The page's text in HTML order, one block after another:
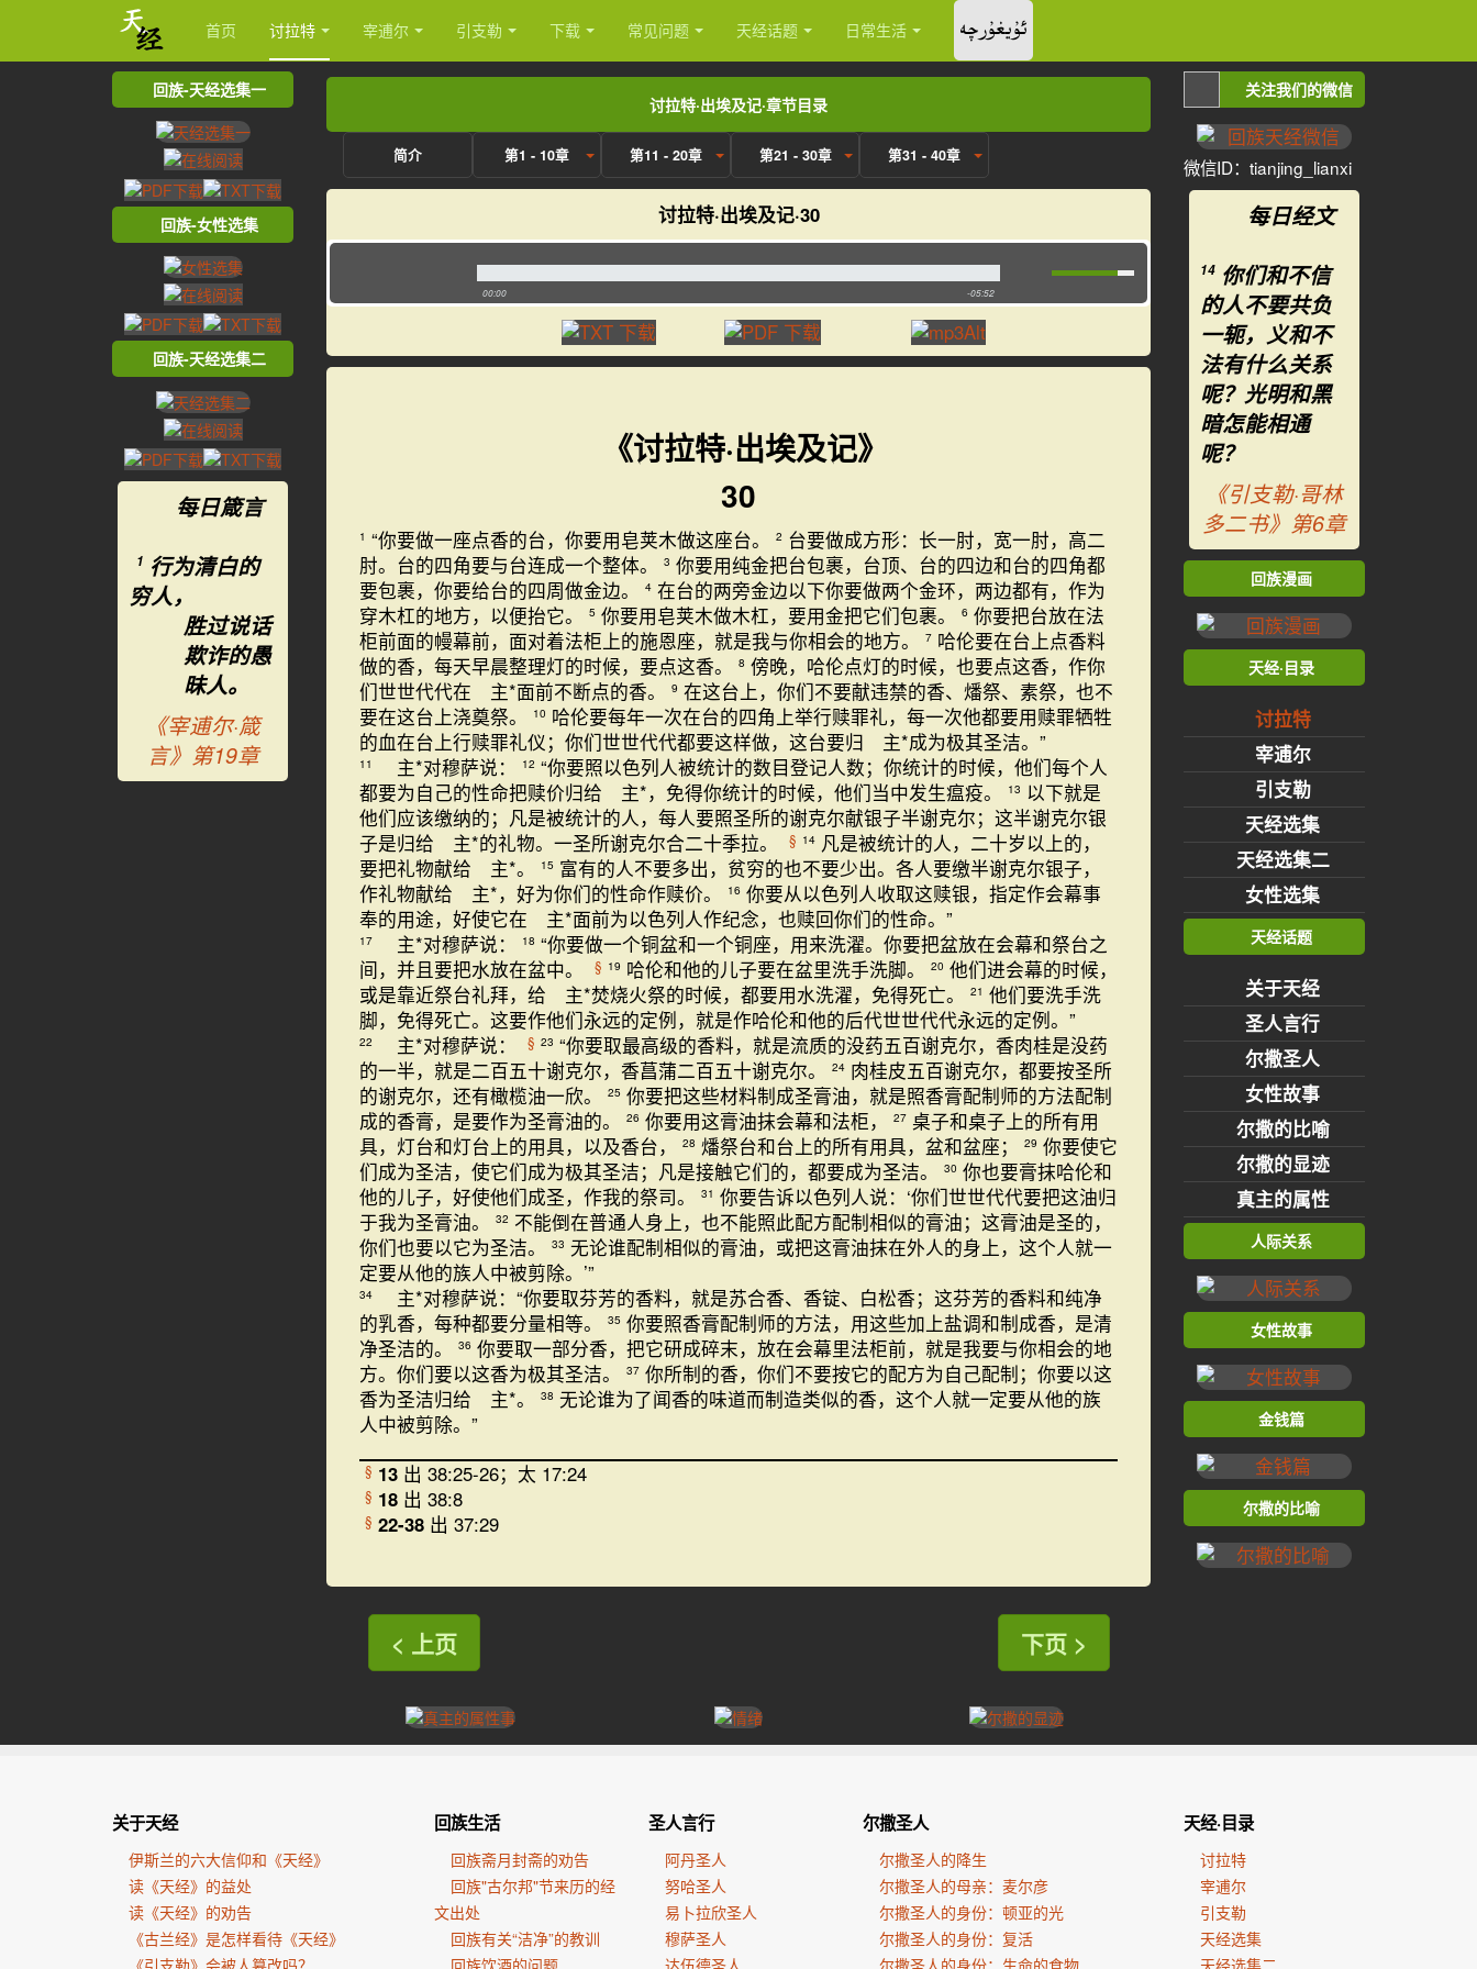
首页 讨拉特 宰逋尔 引支勒 下载 常见问题 天经话题 日常生活 ئۇيغۇرچە
讨拉特·出埃及记·章节目录
简介 第1 - 10章 第11 - 20章 第21 - 30章 第31 - 40章
讨拉特·出埃及记·30
00:00 -05:52
《讨拉特·出埃及记》
30
1 “你要做一座点香的台，你要用皂荚木做这座台。 2 台要做成方形：长一肘，宽一肘，高二
肘。台的四角要与台连成一个整体。
3 你要用纯金把台包裹，台顶、台的四边和台的四角都
要包裹，你要给台的四周做金边。
4 在台的两旁金边以下你要做两个金环，两边都有，作为
穿木杠的地方，以便抬它。
5 你要用皂荚木做木杠，要用金把它们包裹。 6 你要把台放在法
柜前面的幔幕前，面对着法柜上的施恩座，就是我与你相会的地方。
7 哈伦要在台上点香料
做的香，每天早晨整理灯的时候，要点这香。
8 傍晚，哈伦点灯的时候，也要点这香，作你
们世世代代在 主*面前不断点的香。
9 在这台上，你们不要献违禁的香、燔祭、素祭，也不
要在这台上浇奠祭。
10 哈伦要每年一次在台的四角上举行赎罪礼，每一次他都要用赎罪牺牲
的血在台上行赎罪礼仪；你们世世代代都要这样做，这台要归 主*成为极其圣洁。”
11 主*对穆萨说： 12 “你要照以色列人被统计的数目登记人数；你统计的时候，他们每个人
都要为自己的性命把赎价归给 主*，免得你统计的时候，他们当中发生瘟疫。
13 以下就是
他们应该缴纳的；凡是被统计的人，每人要照圣所的谢克尔献银子半谢克尔；这半谢克尔银
子是归给 主*的礼物。一圣所谢克尔合二十季拉。
§ 14 凡是被统计的人，二十岁以上的，
要把礼物献给 主*。
15 富有的人不要多出，贫穷的也不要少出。各人要缴半谢克尔银子，
作礼物献给 主*，好为你们的性命作赎价。
16 你要从以色列人收取这赎银，指定作会幕事
奉的用途，好使它在 主*面前为以色列人作纪念，也赎回你们的性命。”
17 主*对穆萨说： 18 “你要做一个铜盆和一个铜座，用来洗濯。你要把盆放在会幕和祭台之
间，并且要把水放在盆中。
§ 19 哈伦和他的儿子要在盆里洗手洗脚。 20 他们进会幕的时候，
或是靠近祭台礼拜，给 主*焚烧火祭的时候，都要用水洗濯，免得死亡。
21 他们要洗手洗
脚，免得死亡。这要作他们永远的定例，就是作哈伦和他的后代世世代代永远的定例。”
22 主*对穆萨说： § 23 “你要取最高级的香料，就是流质的没药五百谢克尔，香肉桂是没药
的一半，就是二百五十谢克尔，香菖蒲二百五十谢克尔。
24 肉桂皮五百谢克尔，都要按圣所
的谢克尔，还有橄榄油一欣。
25 你要把这些材料制成圣膏油，就是照香膏配制师的方法配制
成的香膏，是要作为圣膏油的。
26 你要用这膏油抹会幕和法柜， 27 桌子和桌子上的所有用
具，灯台和灯台上的用具，以及香台，
28 燔祭台和台上的所有用具，盆和盆座； 29 你要使它
们成为圣洁，使它们成为极其圣洁；凡是接触它们的，都要成为圣洁。
30 你也要膏抹哈伦和
他的儿子，好使他们成圣，作我的祭司。
31 你要告诉以色列人说：‘你们世世代代要把这油归
于我为圣膏油。
32 不能倒在普通人身上，也不能照此配方配制相似的膏油；这膏油是圣的，
你们也要以它为圣洁。
33 无论谁配制相似的膏油，或把这膏油抹在外人的身上，这个人就一
定要从他的族人中被剪除。’”
34
主*对穆萨说：“你要取芬芳的香料，就是苏合香、香锭、白松香；这芬芳的香料和纯净
的乳香，每种都要分量相等。
35 你要照香膏配制师的方法，用这些加上盐调和制成香，是清
净圣洁的。
36 你要取一部分香，把它研成碎末，放在会幕里法柜前，就是我要与你相会的地
方。你们要以这香为极其圣洁。
37 你所制的香，你们不要按它的配方为自己配制；你要以这
香为圣洁归给 主*。
38 无论谁为了闻香的味道而制造类似的香，这个人就一定要从他的族
人中被剪除。”
§ 13 出 38:25-26；太 17:24
§ 18 出 38:8
§ 22-38 出 37:29
< 上页 下页 >
回族-天经选集一
回族-女性选集
回族-天经选集二
每日箴言
1 行为清白的
穷人，
胜过说话
欺诈的愚
昧人。
《宰逋尔·箴
言》第19章
关注我们的微信
微信ID：tianjing_lianxi
每日经文
14 你们和不信
的人不要共负
一轭，义和不
法有什么关系
呢？光明和黑
暗怎能相通
呢？
《引支勒·哥林
多二书》第6章
回族漫画
天经·目录
讨拉特
宰逋尔
引支勒
天经选集
天经选集二
女性选集
天经话题
关于天经
圣人言行
尔撒圣人
女性故事
尔撒的比喻
尔撒的显迹
真主的属性
人际关系
女性故事
金钱篇
尔撒的比喻
关于天经
伊斯兰的六大信仰和《天经》
读《天经》的益处
读《天经》的劝告
《古兰经》是怎样看待《天经》
回族生活
回族斋月封斋的劝告
回族"古尔邦"节来历的经
文出处
回族有关“洁净”的教训
圣人言行
阿丹圣人
努哈圣人
易卜拉欣圣人
穆萨圣人
尔撒圣人
尔撒圣人的降生
尔撒圣人的母亲：麦尔彦
尔撒圣人的身份：顿亚的光
尔撒圣人的身份：复活
天经·目录
讨拉特
宰逋尔
引支勒
天经选集